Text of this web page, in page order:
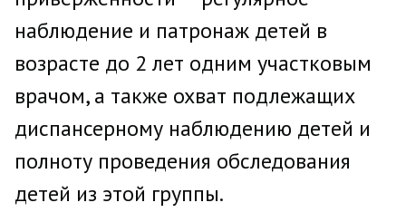
наблюдение и патронаж детей в
возрасте до 2 лет одним участковым
врачом, а также охват подлежащих
диспансерному наблюдению детей и
полноту проведения обследования
детей из этой группы.